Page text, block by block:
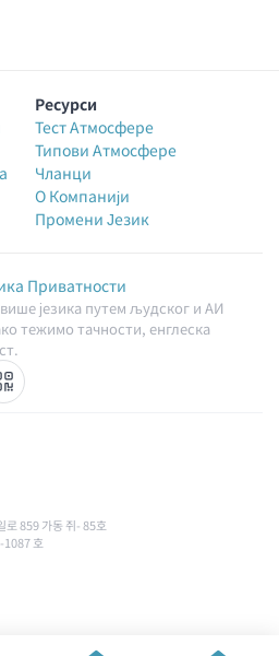
Ресурси
Тест Атмосфере
Типови Атмосфере
Чланци
О Компанији
Промени Језик
Приватности
језика путем људског и АИ
тежимо тачности, енглеска
로 859 가동 쥐- 85호
1087 호